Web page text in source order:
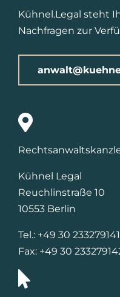
Kühnel.Legal steht
Nachfragen zur
Kühnel Legal
Reuchlinstraße 10
10553 Berlin
Tel.: +49 30 233279141
Fax: +49 30